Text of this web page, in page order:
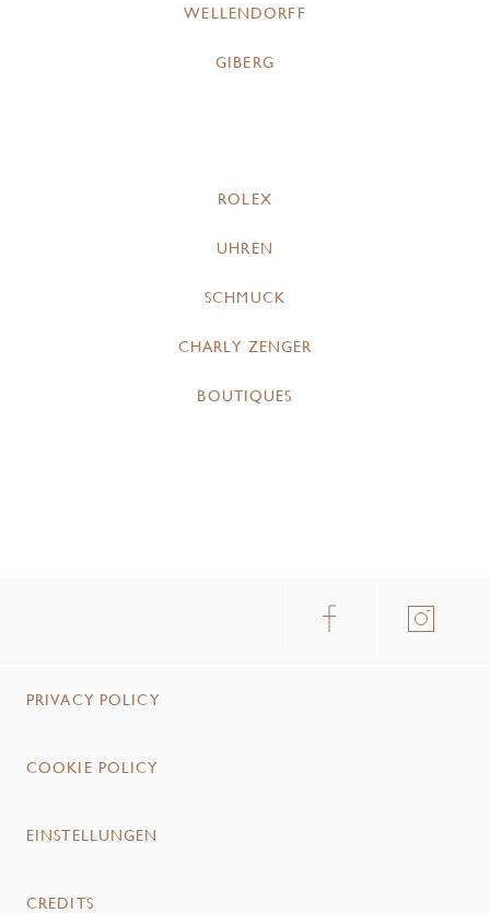
WELLENDORFF
GIBERG
ROLEX
UHREN
SCHMUCK
CHARLY ZENGER
BOUTIQUES
PRIVACY POLICY
COOKIE POLICY
EINSTELLUNGEN
CREDITS